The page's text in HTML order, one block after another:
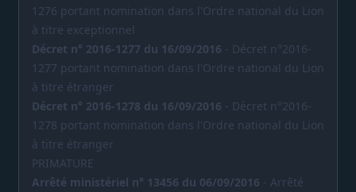
1276 portant nomination dans l'Ordre national du Lion
à titre exceptionnel
Décret n° 2016-1277 du 16/09/2016 - Décret n°2016-
1277 portant nomination dans l'Ordre national du Lion
à titre étranger
Décret n° 2016-1278 du 16/09/2016 - Décret n°2016-
1278 portant nomination dans l'Ordre national du Lion
à titre étranger
PRIMATURE
Arrêté ministériel n° 13456 du 06/09/2016 - Arrêté